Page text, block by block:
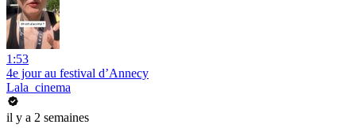
1:53
4e jour au festival d’Annecy
Lala_cinema
il y a 2 semaines